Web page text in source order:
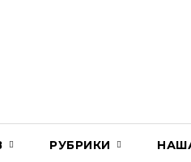
РУБРИКИ